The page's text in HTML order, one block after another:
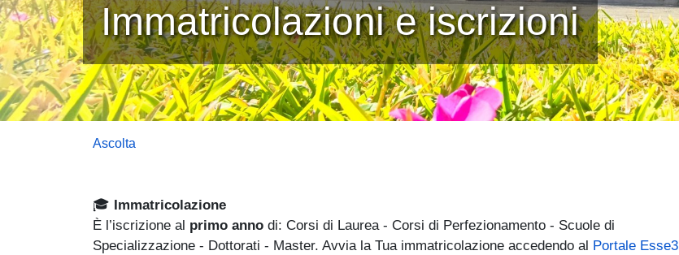
Immatricolazioni e iscrizioni
Ascolta
🎓 Immatricolazione
È l’iscrizione al primo anno di: Corsi di Laurea - Corsi di Perfezionamento - Scuole di
Specializzazione - Dottorati - Master. Avvia la Tua immatricolazione accedendo al Portale Esse3